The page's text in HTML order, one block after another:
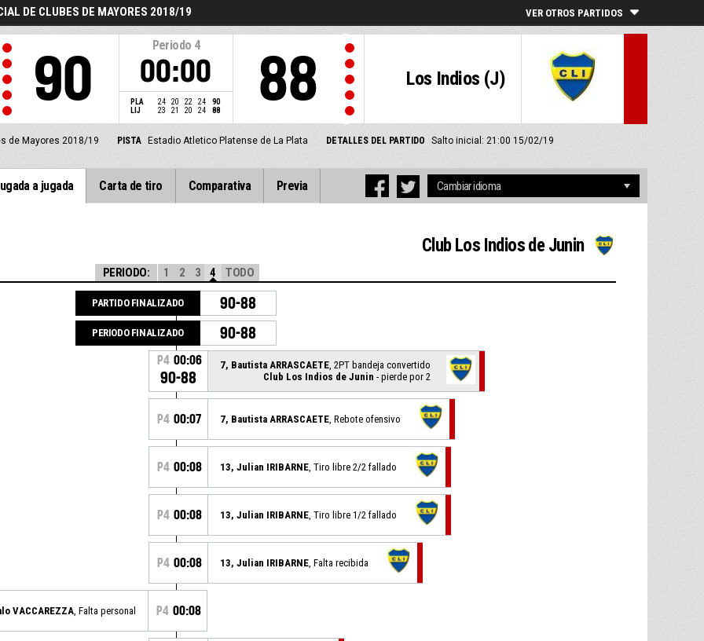
DE CLUBES DE MAYORES 2018/19 VER OTROS PARTIDOS
90
Periodo 4
00:00
PLA 24 20 22 24
90
LIJ
23 21 20 24 88
Los Indios (J)
88
de Mayores 2018/19 PISTA Estadio Atletico Platense de La Plata DETALLES DEL PARTIDO Salto inicial: 21:00 15/02/19
a jugada Carta de tiro Comparativa Previa
Club Los Indios de Junin
PERIODO: 1 2 3 4 TODO
PARTIDO FINALIZADO 90-88
PERIODO FINALIZADO 90-88
P4 00:06
90-88
7, Bautista ARRASCAETE , 2PT bandeja convertido
Club Los Indios de Junin - pierde por 2
P4 00:07 7, Bautista ARRASCAETE , Rebote ofensivo
P4 00:08 13, Julian IRIBARNE , Tiro libre 2/2 fallado
P4 00:08 13, Julian IRIBARNE , Tiro libre 1/2 fallado
P4 00:08 13, Julian IRIBARNE , Falta recibida
VACCAREZZA , Falta personal P4 00:08